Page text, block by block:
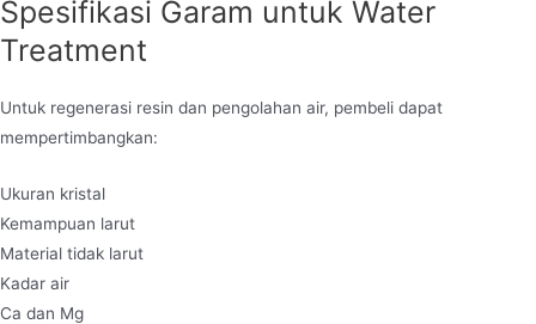
Spesifikasi Garam untuk Water
Treatment
Untuk regenerasi resin dan pengolahan air, pembeli dapat
mempertimbangkan:
Ukuran kristal
Kemampuan larut
Material tidak larut
Kadar air
Ca dan Mg